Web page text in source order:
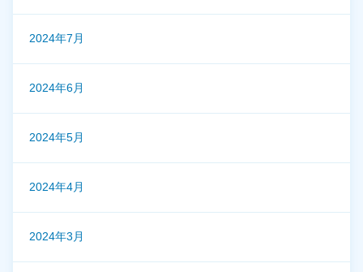
2024年7月
2024年6月
2024年5月
2024年4月
2024年3月